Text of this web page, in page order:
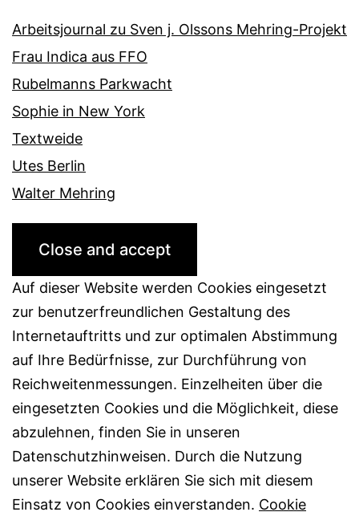
Arbeitsjournal zu Sven j. Olssons Mehring-Projekt
Frau Indica aus FFO
Rubelmanns Parkwacht
Sophie in New York
Textweide
Utes Berlin
Walter Mehring
Auf dieser Website werden Cookies eingesetzt
zur benutzerfreundlichen Gestaltung des
Internetauftritts und zur optimalen Abstimmung
auf Ihre Bedürfnisse, zur Durchführung von
Reichweitenmessungen. Einzelheiten über die
eingesetzten Cookies und die Möglichkeit, diese
abzulehnen, finden Sie in unseren
Datenschutzhinweisen. Durch die Nutzung
unserer Website erklären Sie sich mit diesem
Einsatz von Cookies einverstanden. Cookie